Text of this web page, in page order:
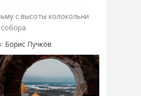
с высоты колокольни
Борис Пучков